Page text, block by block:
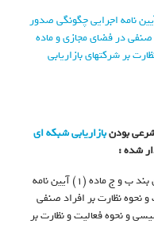
شرع بودن بند ب و ج ماده (۱) آیین نامه اجرایی چگونگی صدور
صنفی در فضای مجازی و ماده
بر شرکتهای بازاریابی
شرعی بودنبازاریابی شبکه ای
ادعای خلاف شرع بودن بند ب و ج ماده (۱) آیین نامه
نحوه نظارت بر افراد صنفی
تأسیسی و نحوه فعالیت و نظارت بر